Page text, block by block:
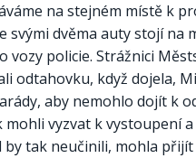
na stejném místě k
svými dvěma auty stojí na
vozy policie. Strážnici
odtahovku, když dojela,
aby nemohlo dojít k
mohli vyzvat k vystoupení
by tak neučinili, mohla